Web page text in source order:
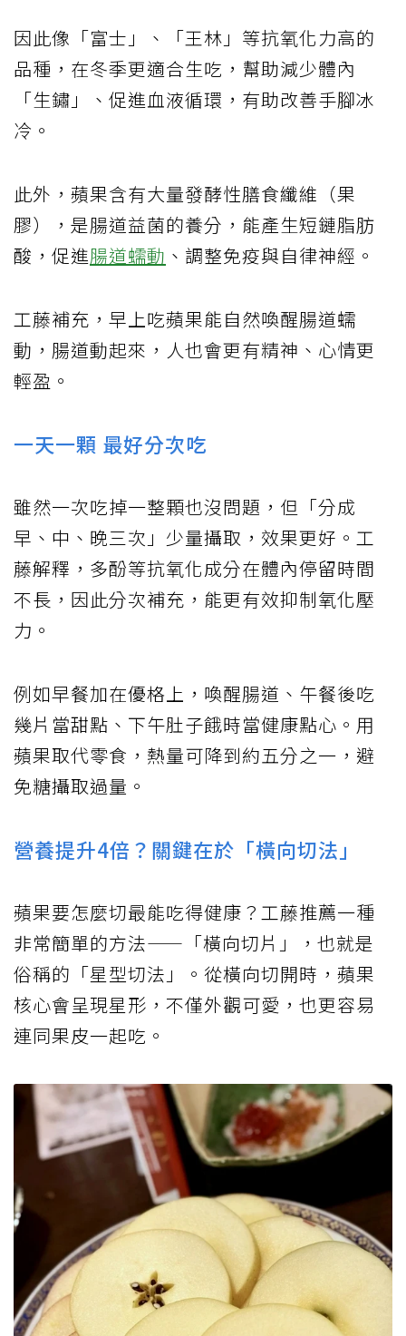
因此像「富士」、「王林」等抗氧化力高的
品種，在冬季更適合生吃，幫助減少體內
「生鏽」、促進血液循環，有助改善手腳冰
冷。
此外，蘋果含有大量發酵性膳食纖維（果
膠），是腸道益菌的養分，能產生短鏈脂肪
酸，促進腸道蠕動 、調整免疫與自律神經。
工藤補充，早上吃蘋果能自然喚醒腸道蠕
動，腸道動起來，人也會更有精神、心情更
輕盈。
一天一顆 最好分次吃
雖然一次吃掉一整顆也沒問題，但「分成
早、中、晚三次」少量攝取，效果更好。工
藤解釋，多酚等抗氧化成分在體內停留時間
不長，因此分次補充，能更有效抑制氧化壓
力。
例如早餐加在優格上，喚醒腸道、午餐後吃
幾片當甜點、下午肚子餓時當健康點心。用
蘋果取代零食，熱量可降到約五分之一，避
免糖攝取過量。
營養提升4倍？關鍵在於「橫向切法」
蘋果要怎麼切最能吃得健康？工藤推薦一種
非常簡單的方法——「橫向切片」，也就是
俗稱的「星型切法」。從橫向切開時，蘋果
核心會呈現星形，不僅外觀可愛，也更容易
連同果皮一起吃。